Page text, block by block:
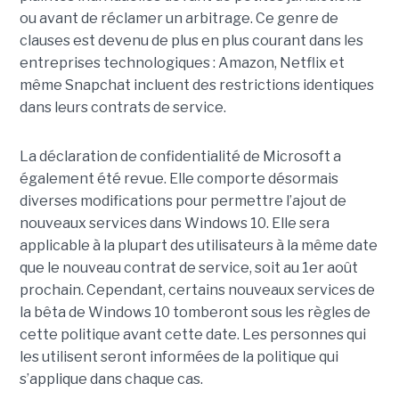
ou avant de réclamer un arbitrage. Ce genre de
clauses est devenu de plus en plus courant dans les
entreprises technologiques : Amazon, Netflix et
même Snapchat incluent des restrictions identiques
dans leurs contrats de service.
La déclaration de confidentialité de Microsoft a
également été revue. Elle comporte désormais
diverses modifications pour permettre l’ajout de
nouveaux services dans Windows 10. Elle sera
applicable à la plupart des utilisateurs à la même date
que le nouveau contrat de service, soit au 1er août
prochain. Cependant, certains nouveaux services de
la bêta de Windows 10 tomberont sous les règles de
cette politique avant cette date. Les personnes qui
les utilisent seront informées de la politique qui
s’applique dans chaque cas.